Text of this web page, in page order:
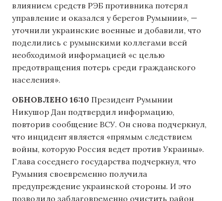
влиянием средств РЭБ противника потерял
управление и оказался у берегов Румынии», —
уточнили украинские военные и добавили, что
поделились с румынскими коллегами всей
необходимой информацией «с целью
предотвращения потерь среди гражданского
населения».
ОБНОВЛЕНО 16:10 Президент Румынии
Никушор Дан подтвердил информацию,
повторив сообщение ВСУ. Он снова подчеркнул,
что инцидент является «прямым следствием
войны, которую Россия ведет против Украины».
Глава соседнего государства подчеркнул, что
Румыния своевременно получила
предупреждение украинской стороны. И это
позволило заблаговременно очистить район